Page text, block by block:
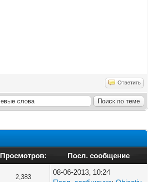
Ответить
Просмотров: Посл. сообщение
2,383
08-06-2013, 10:24